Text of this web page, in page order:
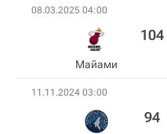
08.03.2025 04:00
Майами
104
11.11.2024 03:00
94